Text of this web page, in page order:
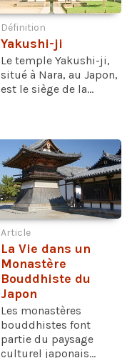
Définition
Yakushi-ji
Le temple Yakushi-ji,
situé à Nara, au Japon,
est le siège de la...
Article
La Vie dans un
Monastère
Bouddhiste du
Japon
Les monastères
bouddhistes font
partie du paysage
culturel japonais...